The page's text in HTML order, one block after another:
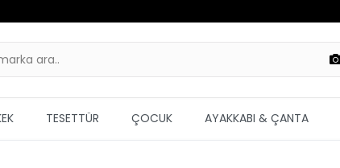
TESETTÜR ÇOCUK AYAKKABI & ÇANTA